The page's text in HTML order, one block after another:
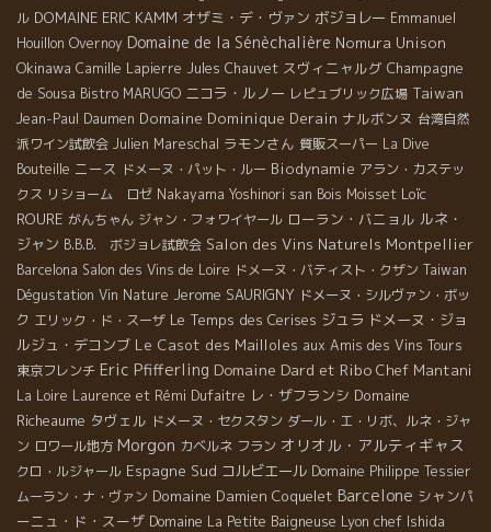
ル DOMAINE ERIC KAMM オザミ・デ・ヴァン ボジョレー Emmanuel
Houillon Overnoy Domaine de la Sénèchalière Nomura Unison
Okinawa Camille Lapierre Jules Chauvet スヴィニャルグ Champagne
de Sousa Bistro MARUGO ニコラ・ルノー レピュブリック広場 Taiwan
Jean-Paul Daumen Domaine Dominique Derain ナルボンヌ 台湾自然
派ワイン試飲会 Julien Mareschal ラモンさん 質販スーパー La Dive
Bouteille ニース ドメーヌ・パット・ルー Biodynamie アラン・カステッ
クス リショーム ロゼ Nakayama Yoshinori san Bois Moisset Loïc
ROURE がんちゃん ジャン・フォワイヤール ローラン・バニョル ルネ・
ジャン B.B.B. ボジョレ試飲会 Salon des Vins Naturels Montpellier
Barcelona Salon des Vins de Loire ドメーヌ・バティスト・クザン Taiwan
Dégustation Vin Nature Jerome SAURIGNY ドメーヌ・シルヴァン・ボッ
ク エリック・ド・スーザ Le Temps des Cerises ジュラ ドメーヌ・ジョ
ルジュ・デコンブ Le Casot des Mailloles aux Amis des Vins Tours
東京フレンチ Eric Pfifferling Domaine Dard et Ribo Chef Mantani
La Loire Laurence et Rémi Dufaitre レ・ザフランシ Domaine
Richeaume タヴェル ドメーヌ・セクスタン ダール・エ・リボ、ルネ・ジャ
ン ロワール地方 Morgon カベルネ フラン オリオル・アルティギャス
クロ・ルジャール Espagne Sud コルビエール Domaine Philippe Tessier
ムーラン・ナ・ヴァン Domaine Damien Coquelet Barcelone シャンパ
ーニュ・ド・スーザ Domaine La Petite Baigneuse Lyon chef Ishida